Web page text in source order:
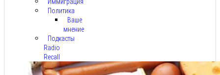
Политика
Ваше
мнение
Подкасты
Radio
Recall